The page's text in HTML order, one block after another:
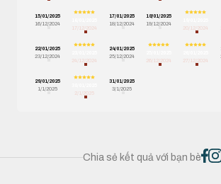
15/01/2025
16/12/2024
17/12/2024
17/01/2025
18/12/2024
18/01/2025
19/12/2024
20/12/2024
22/01/2025
23/12/2024
24/12/2024
24/01/2025
25/12/2024
26/12/2024
27/12/2024
29/01/2025
1/1/2025
2/1/2025
31/01/2025
3/1/2025
Chia sẻ kết quả với bạn bè